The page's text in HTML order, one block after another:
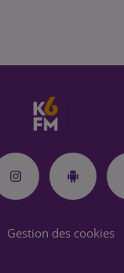
Gestion des cookies